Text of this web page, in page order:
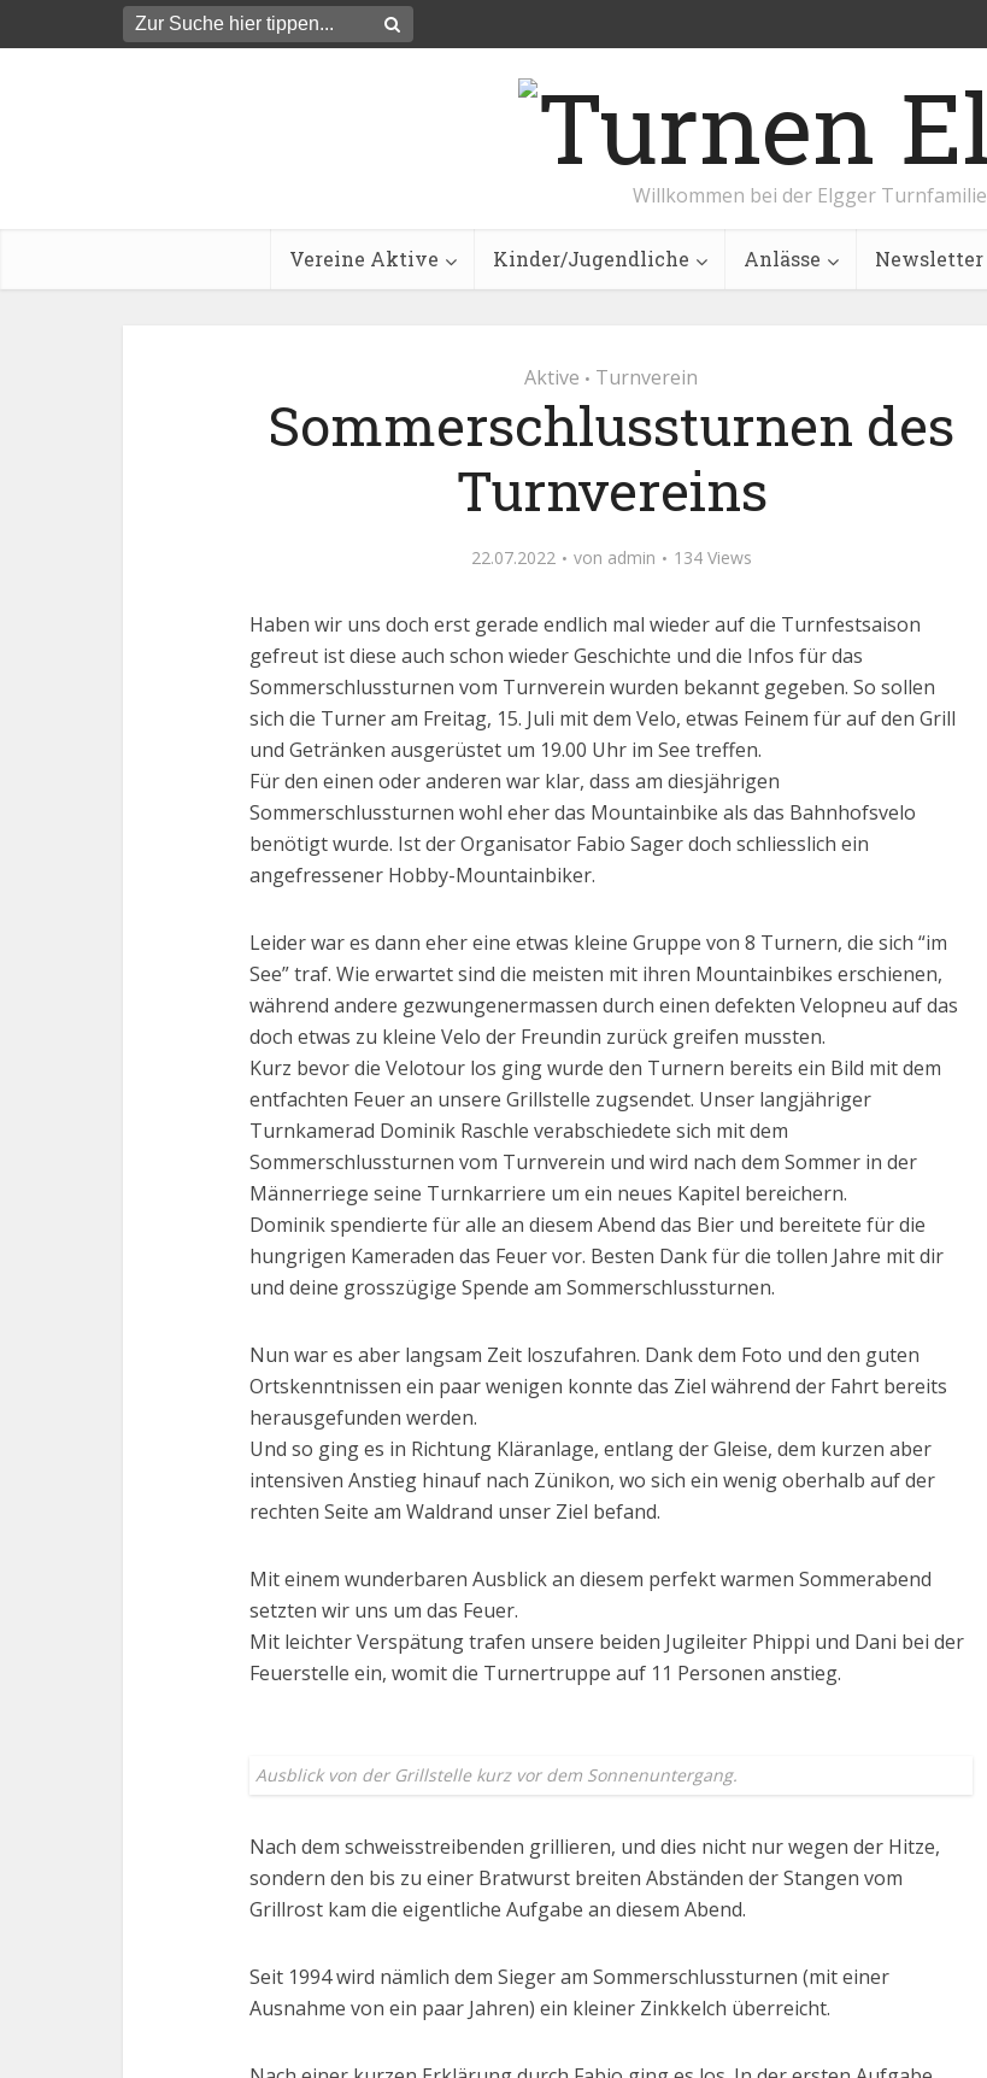
Willkommen bei der Elgger Turnfamilie
Vereine Aktive Kinder/Jugendliche Anlässe Newsletter
Aktive • Turnverein
Sommerschlussturnen des
Turnvereins
22.07.2022 von admin 134 Views
Haben wir uns doch erst gerade endlich mal wieder auf die Turnfestsaison
gefreut ist diese auch schon wieder Geschichte und die Infos für das
Sommerschlussturnen vom Turnverein wurden bekannt gegeben. So sollen
sich die Turner am Freitag, 15. Juli mit dem Velo, etwas Feinem für auf den Grill
und Getränken ausgerüstet um 19.00 Uhr im See treffen.
Für den einen oder anderen war klar, dass am diesjährigen
Sommerschlussturnen wohl eher das Mountainbike als das Bahnhofsvelo
benötigt wurde. Ist der Organisator Fabio Sager doch schliesslich ein
angefressener Hobby-Mountainbiker.
Leider war es dann eher eine etwas kleine Gruppe von 8 Turnern, die sich “im
See” traf. Wie erwartet sind die meisten mit ihren Mountainbikes erschienen,
während andere gezwungenermassen durch einen defekten Velopneu auf das
doch etwas zu kleine Velo der Freundin zurück greifen mussten.
Kurz bevor die Velotour los ging wurde den Turnern bereits ein Bild mit dem
entfachten Feuer an unsere Grillstelle zugsendet. Unser langjähriger
Turnkamerad Dominik Raschle verabschiedete sich mit dem
Sommerschlussturnen vom Turnverein und wird nach dem Sommer in der
Männerriege seine Turnkarriere um ein neues Kapitel bereichern.
Dominik spendierte für alle an diesem Abend das Bier und bereitete für die
hungrigen Kameraden das Feuer vor. Besten Dank für die tollen Jahre mit dir
und deine grosszügige Spende am Sommerschlussturnen.
Nun war es aber langsam Zeit loszufahren. Dank dem Foto und den guten
Ortskenntnissen ein paar wenigen konnte das Ziel während der Fahrt bereits
herausgefunden werden.
Und so ging es in Richtung Kläranlage, entlang der Gleise, dem kurzen aber
intensiven Anstieg hinauf nach Zünikon, wo sich ein wenig oberhalb auf der
rechten Seite am Waldrand unser Ziel befand.
Mit einem wunderbaren Ausblick an diesem perfekt warmen Sommerabend
setzten wir uns um das Feuer.
Mit leichter Verspätung trafen unsere beiden Jugileiter Phippi und Dani bei der
Feuerstelle ein, womit die Turnertruppe auf 11 Personen anstieg.
Ausblick von der Grillstelle kurz vor dem Sonnenuntergang.
Nach dem schweisstreibenden grillieren, und dies nicht nur wegen der Hitze,
sondern den bis zu einer Bratwurst breiten Abständen der Stangen vom
Grillrost kam die eigentliche Aufgabe an diesem Abend.
Seit 1994 wird nämlich dem Sieger am Sommerschlussturnen (mit einer
Ausnahme von ein paar Jahren) ein kleiner Zinkkelch überreicht.